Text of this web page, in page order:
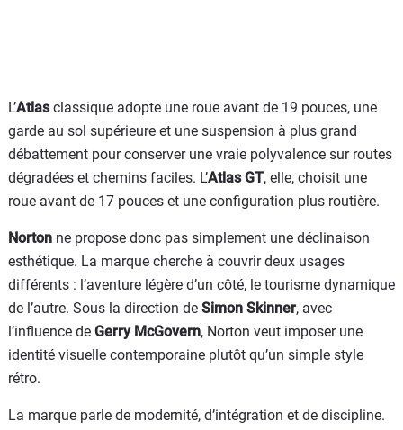
L’Atlasclassique adopte une roue avant de 19 pouces, une
garde au sol supérieure et une suspension à plus grand
débattement pour conserver une vraie polyvalence sur routes
dégradées et chemins faciles. L’Atlas GT, elle, choisit une
roue avant de 17 pouces et une configuration plus routière.
Norton ne propose donc pas simplement une déclinaison
esthétique. La marque cherche à couvrir deux usages
différents : l’aventure légère d’un côté, le tourisme dynamique
de l’autre. Sous la direction de Simon Skinner, avec
l’influence de Gerry McGovern, Norton veut imposer une
identité visuelle contemporaine plutôt qu’un simple style
rétro.
La marque parle de modernité, d’intégration et de discipline.